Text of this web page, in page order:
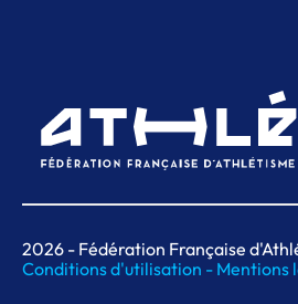
2026 - Fédération Française
Conditions d'utilisation - Mentions